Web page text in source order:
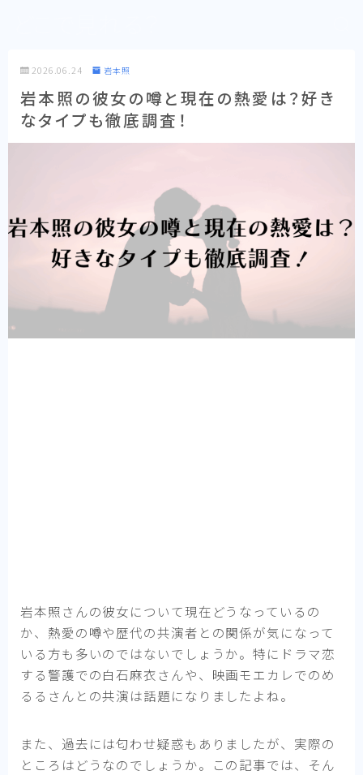
2026.06.24 岩本照
岩本照の彼女の噂と現在の熱愛は？好き
なタイプも徹底調査！
岩本照さんの彼女について現在どうなっているの
か、熱愛の噂や歴代の共演者との関係が気になって
いる方も多いのではないでしょうか。特にドラマ恋
する警護での白石麻衣さんや、映画モエカレでのめ
るるさんとの共演は話題になりましたよね。
また、過去には匂わせ疑惑もありましたが、実際の
ところはどうなのでしょうか。この記事では、そん